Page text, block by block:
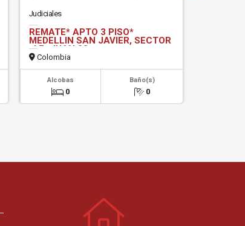
Judiciales
REMATE* APTO 3 PISO*
MEDELLIN SAN JAVIER, SECTOR
: I.E- JUAN 23.
Colombia
Alcobas
0
Baño(s)
0